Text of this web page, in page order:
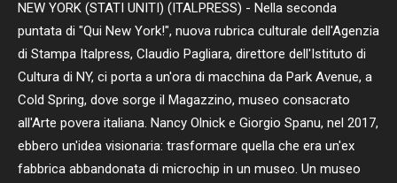
NEW YORK (STATI UNITI) (ITALPRESS) - Nella seconda
puntata di "Qui New York!", nuova rubrica culturale dell'Agenzia
di Stampa Italpress, Claudio Pagliara, direttore dell'Istituto di
Cultura di NY, ci porta a un'ora di macchina da Park Avenue, a
Cold Spring, dove sorge il Magazzino, museo consacrato
all'Arte povera italiana. Nancy Olnick e Giorgio Spanu, nel 2017,
ebbero un'idea visionaria: trasformare quella che era un'ex
fabbrica abbandonata di microchip in un museo. Un museo